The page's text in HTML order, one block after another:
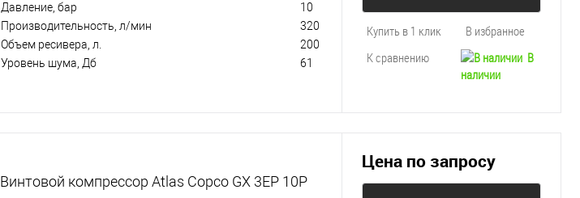
Давление, бар
10
Производительность, л/мин
320
Объем ресивера, л.
200
Уровень шума, Дб
61
Купить в 1 клик
В избранное
К сравнению
В
наличии
Винтовой компрессор Atlas Copco GX 3EP 10P
Цена по запросу